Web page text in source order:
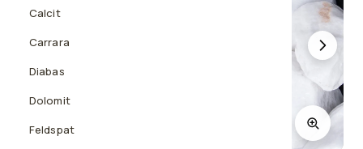
Calcit
Carrara
Diabas
Dolomit
Feldspat